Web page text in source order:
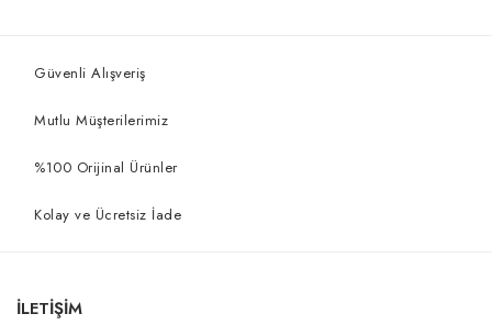
Güvenli Alışveriş
Mutlu Müşterilerimiz
%100 Orijinal Ürünler
Kolay ve Ücretsiz İade
İLETİŞİM